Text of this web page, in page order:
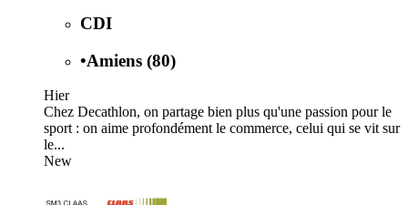
CDI
•Amiens (80)
Hier
Chez Decathlon, on partage bien plus qu'une passion pour le
sport : on aime profondément le commerce, celui qui se vit sur
le...
New